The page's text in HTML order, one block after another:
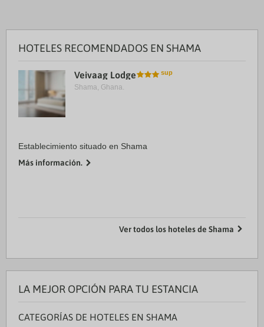
HOTELES RECOMENDADOS EN SHAMA
Veivaag Lodge
Shama, Ghana.
Establecimiento situado en Shama
Más información.
Ver todos los hoteles de Shama
LA MEJOR OPCIÓN PARA TU ESTANCIA
CATEGORÍAS DE HOTELES EN SHAMA